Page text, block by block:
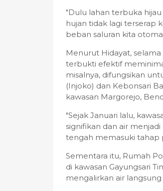
"Dulu lahan terbuka
hujan tidak lagi terserap
beban saluran kita
Menurut Hidayat,
terbukti efektif
misalnya, difungsikan
(Injoko) dan Kebonsari
kawasan Margorejo,
"Sejak Januari lalu,
signifikan dan air
tengah memasuki tahap
Sementara itu, Rumah
di kawasan Gayungsari
mengalirkan air